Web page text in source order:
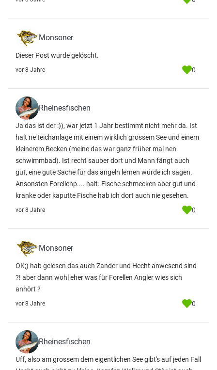
Monsoner
Dieser Post wurde gelöscht.
vor 8 Jahre 0
Rheinesfischen
Ja das ist der :)), war jetzt 1 Jahr bestimmt nicht mehr da. Ist
halt ne teichanlage mit einem wirklich grossem See und einem
kleinerem Becken (meine das war ganz früher mal nen
schwimmbad). Ist recht sauber dort und Mann fängt auch
gut, eine gute Sache für das angeln lernen würde ich sagen.
Ansonsten Forellenp.... halt. Fische schmecken aber gut und
kranke oder kaputte Fische hab ich dort auch nie gesehen.
vor 8 Jahre 0
Monsoner
OK;) hab gelesen das auch Zander und Hecht anwesend sind
?! aber dann wohl eher was für Forellen Angler wies sich
anhört ?
vor 8 Jahre 0
Rheinesfischen
Uff, also am grossem dem eigentlichen See gibt's auf jeden Fall